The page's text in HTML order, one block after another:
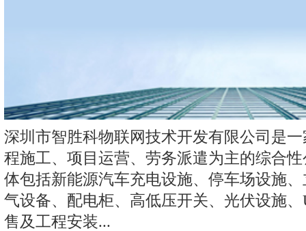
深圳市智胜科物联网技术开发有限公司是
程施工、项目运营、劳务派遣为主的综合
体包括新能源汽车充电设施、停车场设施
气设备、配电柜、高低压开关、光伏设施
售及工程安装...